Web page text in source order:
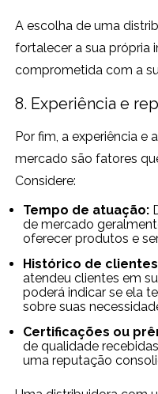
A escolha de uma
fortalecer a sua própria
comprometida com a
8. Experiência e
Por fim, a experiência e
mercado são fatores
Considere:
Tempo de atuação:
de mercado
oferecer produtos e
Histórico de
atendeu clientes em
poderá indicar se ela
sobre suas
Certificações ou
de qualidade
uma reputação